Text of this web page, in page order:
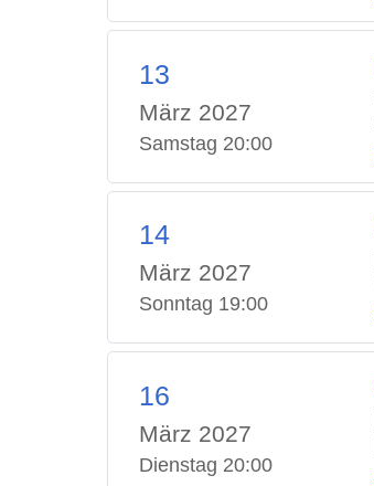
13
März 2027
Samstag 20:00
14
März 2027
Sonntag 19:00
16
März 2027
Dienstag 20:00